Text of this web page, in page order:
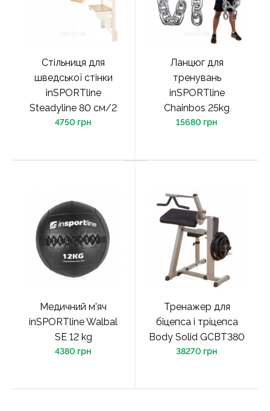
Стільниця для
шведської стінки
inSPORTline
Steadyline 80 см/2
4750 грн
Ланцюг для
тренувань
inSPORTline
Chainbos 25kg
15680 грн
Медичний м'яч
inSPORTline Walbal
SE 12 kg
4380 грн
Тренажер для
біцепса і тріцепса
Body Solid GCBT380
38270 грн